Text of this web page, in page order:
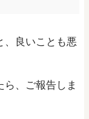
、良いことも悪
ら、ご報告しま